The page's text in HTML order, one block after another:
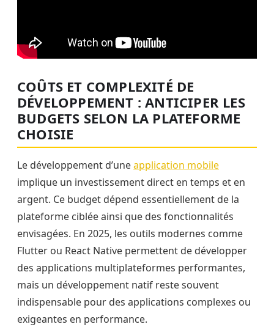
COÛTS ET COMPLEXITÉ DE
DÉVELOPPEMENT : ANTICIPER LES
BUDGETS SELON LA PLATEFORME
CHOISIE
Le développement d’uneapplication mobile
implique un investissement direct en temps et en
argent. Ce budget dépend essentiellement de la
plateforme ciblée ainsi que des fonctionnalités
envisagées. En 2025, les outils modernes comme
Flutter ou React Native permettent de développer
des applications multiplateformes performantes,
mais un développement natif reste souvent
indispensable pour des applications complexes ou
exigeantes en performance.